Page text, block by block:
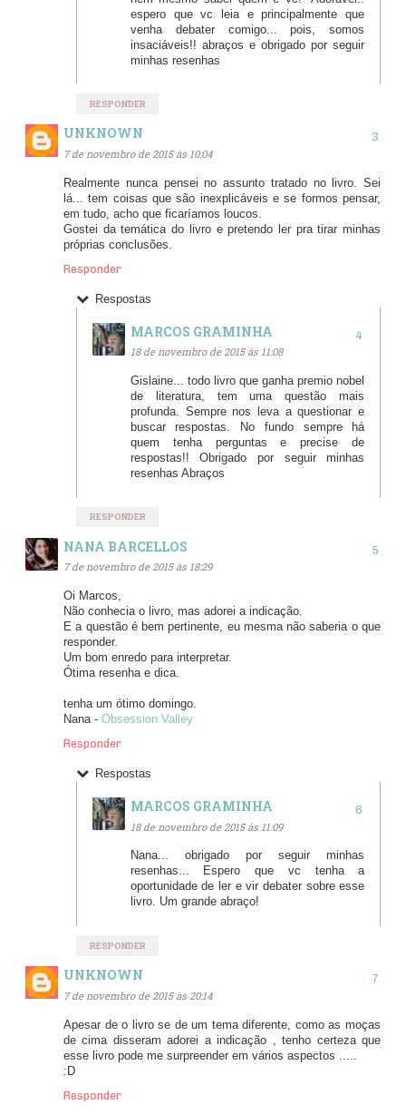
espero que vc leia e principalmente que
venha debater comigo... pois, somos
insaciáveis!! abraços e obrigado por seguir
minhas resenhas
RESPONDER
UNKNOWN
7 de novembro de 2015 às 10:04
Realmente nunca pensei no assunto tratado no livro. Sei
lá... tem coisas que são inexplicáveis e se formos pensar,
em tudo, acho que ficaríamos loucos.
Gostei da temática do livro e pretendo ler pra tirar minhas
próprias conclusões.
Responder
Respostas
MARCOS GRAMINHA
18 de novembro de 2015 às 11:08
Gislaine... todo livro que ganha premio nobel
de literatura, tem uma questão mais
profunda. Sempre nos leva a questionar e
buscar respostas. No fundo sempre há
quem tenha perguntas e precise de
respostas!! Obrigado por seguir minhas
resenhas Abraços
RESPONDER
NANA BARCELLOS
7 de novembro de 2015 às 18:29
Oi Marcos,
Não conhecia o livro, mas adorei a indicação.
E a questão é bem pertinente, eu mesma não saberia o que
responder.
Um bom enredo para interpretar.
Ótima resenha e dica.
tenha um ótimo domingo.
Nana - Obsession Valley
Responder
Respostas
MARCOS GRAMINHA
18 de novembro de 2015 às 11:09
Nana... obrigado por seguir minhas
resenhas... Espero que vc tenha a
oportunidade de ler e vir debater sobre esse
livro. Um grande abraço!
RESPONDER
UNKNOWN
7 de novembro de 2015 às 20:14
Apesar de o livro se de um tema diferente, como as moças
de cima disseram adorei a indicação , tenho certeza que
esse livro pode me surpreender em vários aspectos .....
:D
Responder